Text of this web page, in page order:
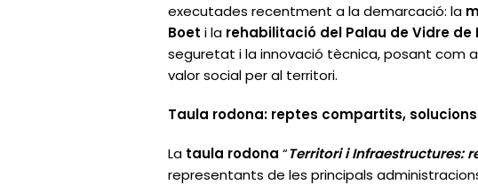
executades recentment a la demarcació: la
Boet i la rehabilitació del Palau de Vidre de
seguretat i la innovació tècnica, posant com
valor social per al territori.
Taula rodona: reptes compartits,
La taula rodona “Territori i Infraestructures:
representants de les principals